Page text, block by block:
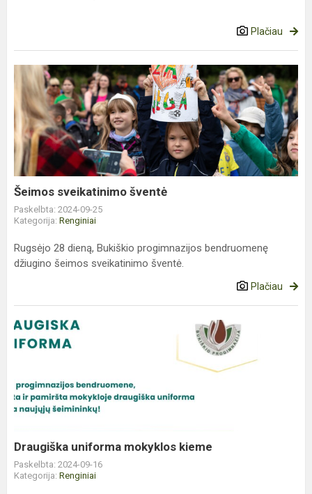
Plačiau
Šeimos
sveikatinimo
šventė
Šeimos sveikatinimo šventė
Paskelbta: 2024-09-25
Kategorija: Renginiai
Rugsėjo 28 dieną, Bukiškio progimnazijos bendruomenę
džiugino šeimos sveikatinimo šventė.
Plačiau
Draugiška
uniforma
Draugiška uniforma mokyklos kieme
Paskelbta: 2024-09-16
Kategorija: Renginiai